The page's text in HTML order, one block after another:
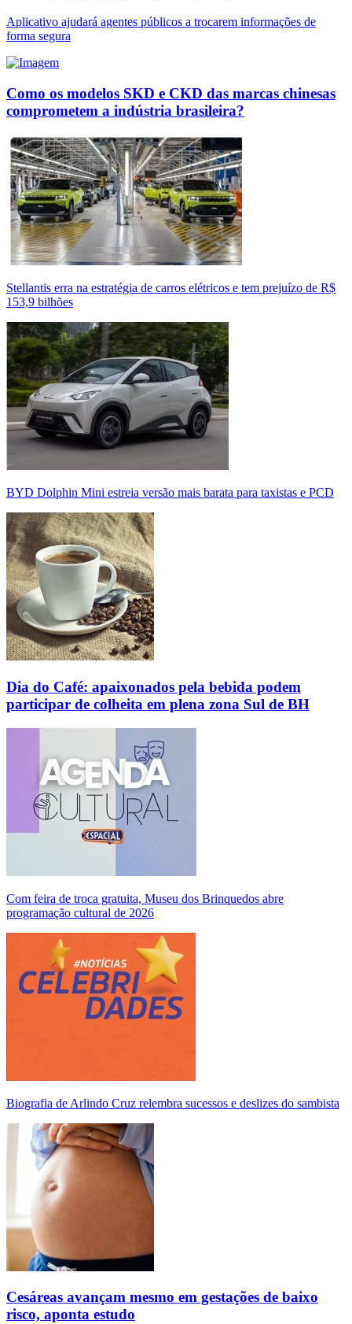
Aplicativo ajudará agentes públicos a trocarem informações de
forma segura
Como os modelos SKD e CKD das marcas chinesas
comprometem a indústria brasileira?
Stellantis erra na estratégia de carros elétricos e tem prejuízo de R$
153,9 bilhões
BYD Dolphin Mini estreia versão mais barata para taxistas e PCD
Dia do Café: apaixonados pela bebida podem
participar de colheita em plena zona Sul de BH
Com feira de troca gratuita, Museu dos Brinquedos abre
programação cultural de 2026
Biografia de Arlindo Cruz relembra sucessos e deslizes do sambista
Cesáreas avançam mesmo em gestações de baixo
risco, aponta estudo